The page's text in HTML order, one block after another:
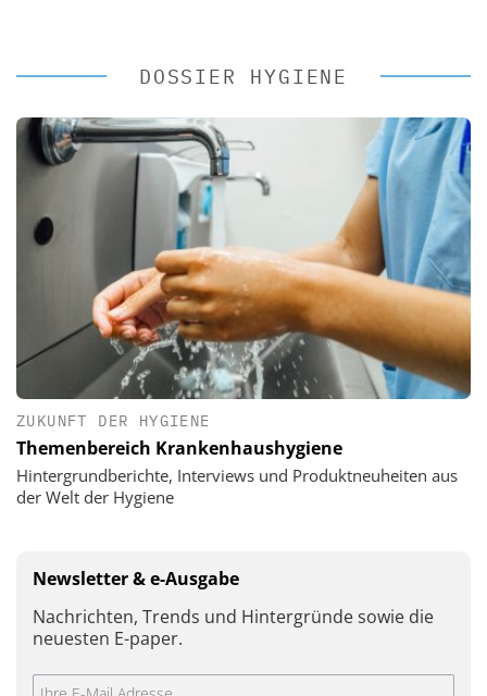
DOSSIER HYGIENE
ZUKUNFT DER HYGIENE
Themenbereich Krankenhaushygiene
Hintergrundberichte, Interviews und Produktneuheiten aus
der Welt der Hygiene
Newsletter & e-Ausgabe
Nachrichten, Trends und Hintergründe sowie die
neuesten E-paper.